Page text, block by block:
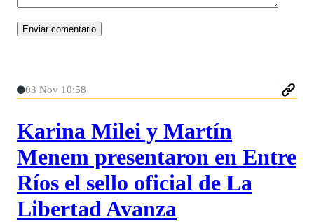
03 Nov 10:58
Karina Milei y Martín
Menem presentaron en Entre
Ríos el sello oficial de La
Libertad Avanza